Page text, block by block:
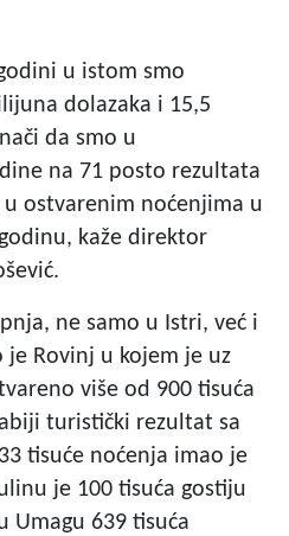
u istom smo
dolazaka i 15,5
da smo u
na 71 posto rezultata
ostvarenim noćenjima u
kaže direktor
ne samo u Istri, već i
Rovinj u kojem je uz
više od 900 tisuća
turistički rezultat sa
tisuće noćenja imao je
je 100 tisuća gostiju
Umagu 639 tisuća